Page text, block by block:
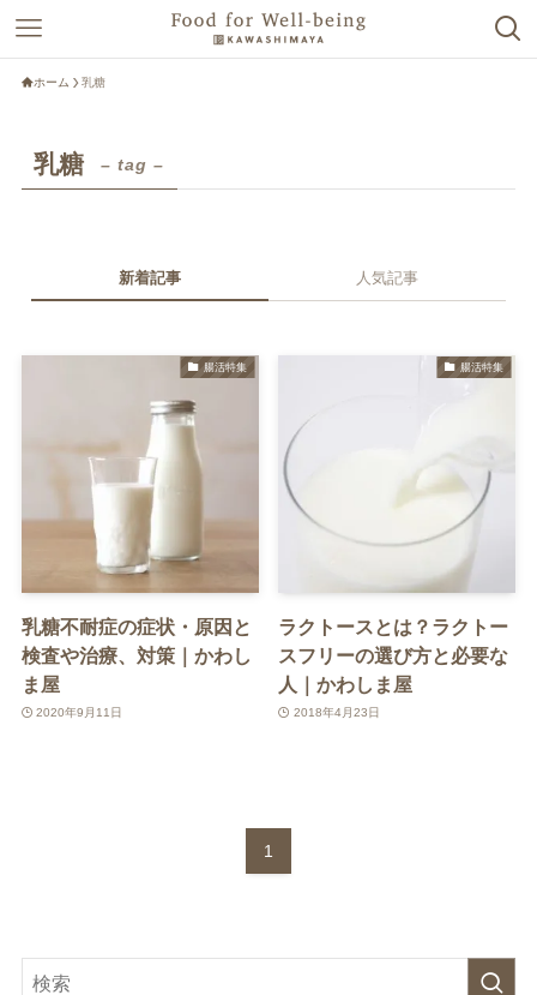
ホーム 乳糖
乳糖 – tag –
新着記事 人気記事
腸活特集
乳糖不耐症の症状・原因と
検査や治療、対策｜かわし
ま屋
2020年9月11日
腸活特集
ラクトースとは？ラクトー
スフリーの選び方と必要な
人｜かわしま屋
2018年4月23日
1